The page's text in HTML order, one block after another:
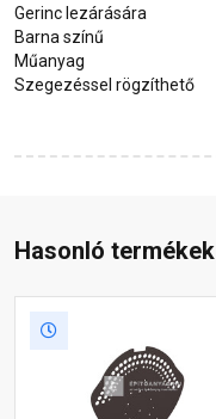
Gerinc lezárására
Barna színű
Műanyag
Szegezéssel rögzíthető
Hasonló termékek